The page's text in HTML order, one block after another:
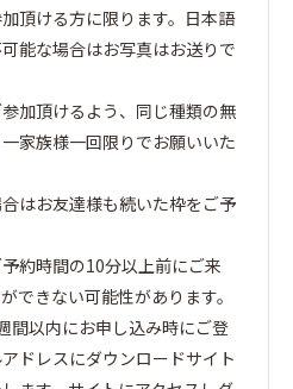
頂ける方に限ります。日本語
能な場合はお写真はお送りで
加頂けるよう、同じ種類の無
家族様一回限りでお願いいた
はお友達様も続いた枠をご予
約時間の10分以上前にご来
できない可能性があります。
間以内にお申し込み時にご登
ドレスにダウンロードサイト